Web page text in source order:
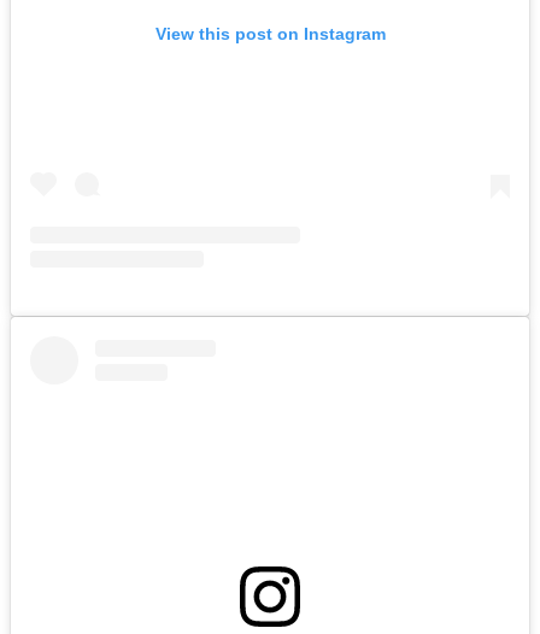
View this post on Instagram